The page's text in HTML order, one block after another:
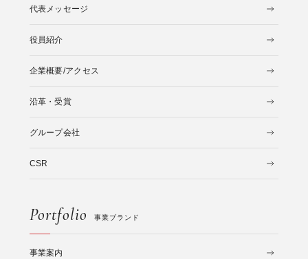
代表メッセージ
役員紹介
企業概要/アクセス
沿革・受賞
グループ会社
CSR
Portfolio 事業ブランド
事業案内